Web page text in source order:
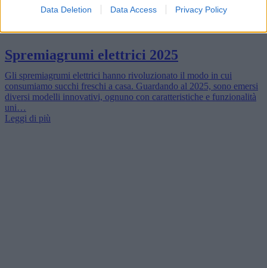
Data Deletion Data Access Privacy Policy
Spremiagrumi elettrici 2025
Gli spremiagrumi elettrici hanno rivoluzionato il modo in cui
consumiamo succhi freschi a casa. Guardando al 2025, sono emersi
diversi modelli innovativi, ognuno con caratteristiche e funzionalità
uni…
Leggi di più